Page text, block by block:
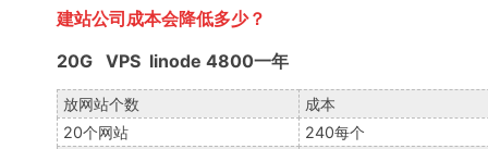
建站公司成本会降低多少？
20G VPS linode 4800一年
放网站个数
成本
20个网站
240每个